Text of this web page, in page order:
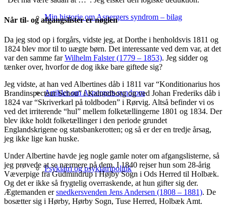
Min historie om Aspergers syndrom – bilag
Artikler om Aspergers syndrom
Psykiatri og psykiatripolitik
Når til- og afgangslister er nøglen
Da jeg stod op i forgårs, vidste jeg, at Dorthe i henholdsvis 1811 og
1824 blev mor til to uægte børn. Det interessante ved dem var, at det
var den samme farWilhelm Falster (1779 – 1853). Jeg sidder og
tænker over, hvorfor de dog ikke bare giftede sig?
Jeg vidste, at han ved Albertines dåb i 1811 var “Konditionarius hos
Brandinspecteur Schou” i Kalundborg og ved Johan Frederiks dåb i
1824 var “Skriverkarl på toldboden” i Rørvig. Altså befinder vi os
ved det irriterende “hul” mellem folketællingerne 1801 og 1834. Der
blev ikke holdt folketællinger i den periode grundet
Englandskrigene og statsbankerotten; og så er der en tredje årsag,
jeg ikke lige kan huske.
Under Albertine havde jeg nogle gamle noter om afgangslisterne, så
jeg prøvede at se nærmere på dem. I 1840 rejser hun som 28-årig
Væverpige fra Gudmindrup i Højby Sogn i Ods Herred til Holbæk.
Og det er ikke så frygtelig overraskende, at hun gifter sig der.
Ægtemanden ersnedkersvenden Jens Andersen (1808 – 1881). De
bosætter sig i Hørby, Hørby Sogn, Tuse Herred, Holbæk Amt.